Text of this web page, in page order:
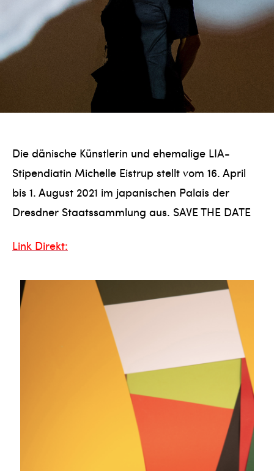
Die dänische Künstlerin und ehemalige LIA-
Stipendiatin Michelle Eistrup stellt vom 16. April
bis 1. August 2021 im japanischen Palais der
Dresdner Staatssammlung aus. SAVE THE DATE
Link Direkt: